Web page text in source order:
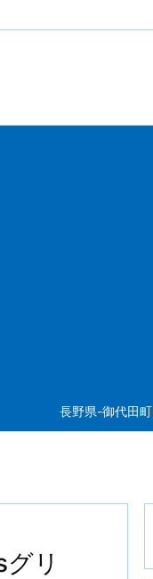
長野県-御代田町
リ